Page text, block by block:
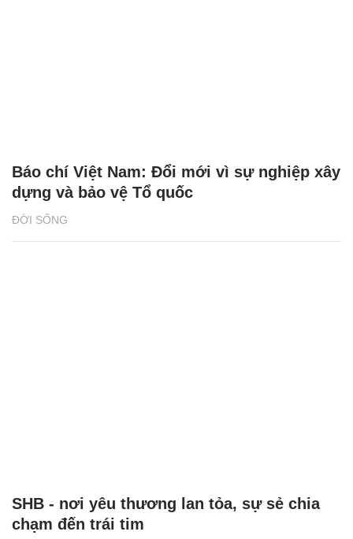
ĐỜI SỐNG
Báo chí Việt Nam: Đổi mới vì sự nghiệp xây
dựng và bảo vệ Tổ quốc
SHB - nơi yêu thương lan tỏa, sự sẻ chia
chạm đến trái tim